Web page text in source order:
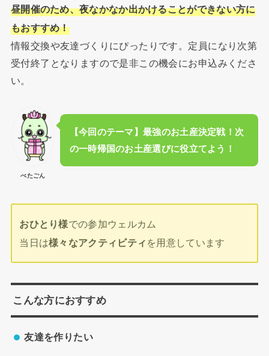
昼開催のため、夜なかなか出かけることができない方に
もおすすめ！
情報交換や友達づくりにぴったりです。定員になり次第
受付終了となりますので是非この機会にお申込みくださ
い。
べたごん
【今回のテーマ】最強のお土産決定戦！次
の一時帰国のお土産選びに役立てよう！
おひとり様での参加ウェルカム
当日は様々なアクティビティ を用意しています
こんな方におすすめ
友達を作りたい